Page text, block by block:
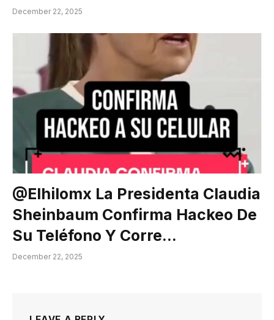
December 22, 2025
@elhilomx La Presidenta Claudia
Sheinbaum Confirma Hackeo De
Su Teléfono Y Corre…
December 22, 2025